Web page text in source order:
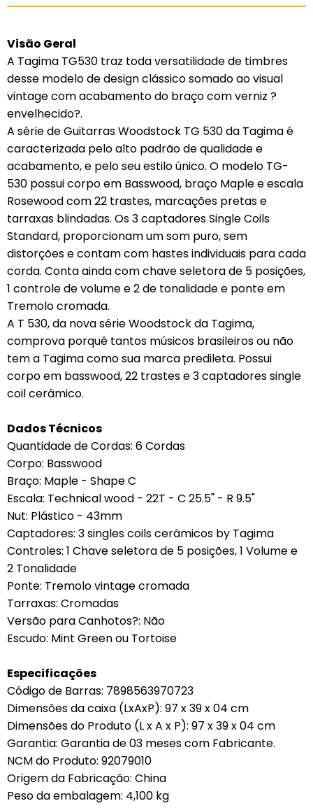
Visão Geral
A Tagima TG530 traz toda versatilidade de timbres
desse modelo de design clássico somado ao visual
vintage com acabamento do braço com verniz ?
envelhecido?.
A série de Guitarras Woodstock TG 530 da Tagima é
caracterizada pelo alto padrão de qualidade e
acabamento, e pelo seu estilo único. O modelo TG-
530 possui corpo em Basswood, braço Maple e escala
Rosewood com 22 trastes, marcações pretas e
tarraxas blindadas. Os 3 captadores Single Coils
Standard, proporcionam um som puro, sem
distorções e contam com hastes individuais para cada
corda. Conta ainda com chave seletora de 5 posições,
1 controle de volume e 2 de tonalidade e ponte em
Tremolo cromada.
A T 530, da nova série Woodstock da Tagima,
comprova porquê tantos músicos brasileiros ou não
tem a Tagima como sua marca predileta. Possui
corpo em basswood, 22 trastes e 3 captadores single
coil cerâmico.
Dados Técnicos
Quantidade de Cordas: 6 Cordas
Corpo: Basswood
Braço: Maple - Shape C
Escala: Technical wood - 22T - C 25.5" - R 9.5"
Nut: Plástico - 43mm
Captadores: 3 singles coils cerâmicos by Tagima
Controles: 1 Chave seletora de 5 posições, 1 Volume e
2 Tonalidade
Ponte: Tremolo vintage cromada
Tarraxas: Cromadas
Versão para Canhotos?: Não
Escudo: Mint Green ou Tortoise
Especificações
Código de Barras: 7898563970723
Dimensões da caixa (LxAxP): 97 x 39 x 04 cm
Dimensões do Produto (L x A x P): 97 x 39 x 04 cm
Garantia: Garantia de 03 meses com Fabricante.
NCM do Produto: 92079010
Origem da Fabricação: China
Peso da embalagem: 4,100 kg